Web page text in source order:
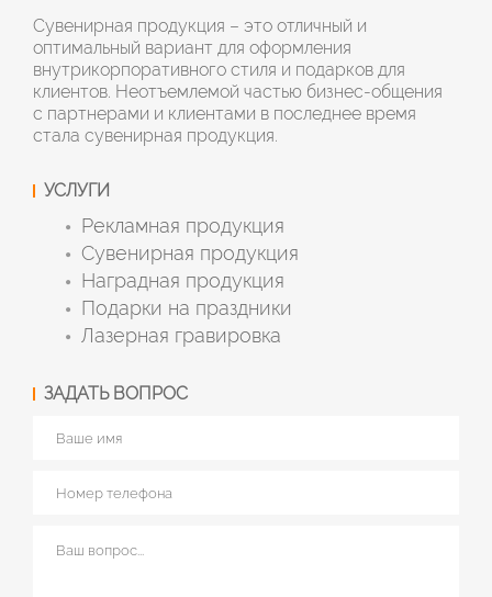
Сувенирная продукция – это отличный и
оптимальный вариант для оформления
внутрикорпоративного стиля и подарков для
клиентов. Неотъемлемой частью бизнес-общения
с партнерами и клиентами в последнее время
стала сувенирная продукция.
УСЛУГИ
Рекламная продукция
Сувенирная продукция
Наградная продукция
Подарки на праздники
Лазерная гравировка
ЗАДАТЬ ВОПРОС